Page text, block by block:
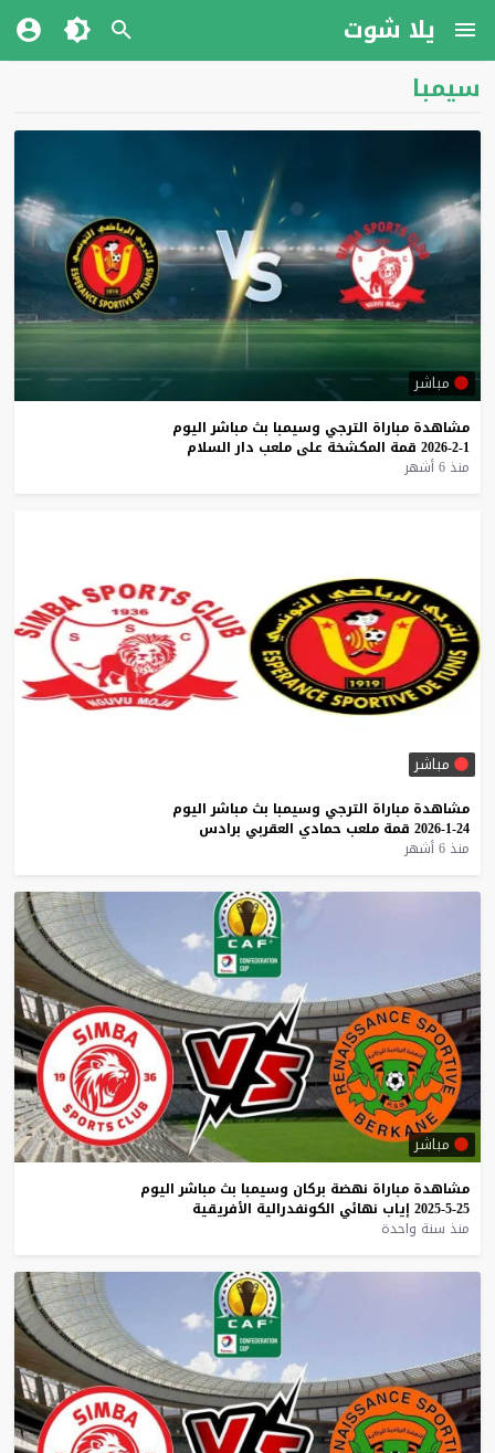
يلا شوت
سيمبا
مباشر
مشاهدة مباراة الترجي وسيمبا بث مباشر اليوم
1-2-2026
قمة المكشخة على ملعب دار السلام
منذ 6 أشهر
مباشر
مشاهدة مباراة الترجي وسيمبا بث مباشر اليوم
24-1-2026
قمة ملعب حمادي العقربي برادس
منذ 6 أشهر
مباشر
مشاهدة مباراة نهضة بركان وسيمبا بث مباشر اليوم
25-5-2025
إياب نهائي الكونفدرالية الأفريقية
منذ سنة واحدة